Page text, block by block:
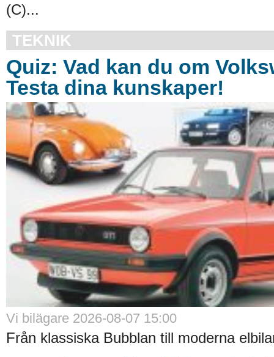
(C)...
TEKNIK
Quiz: Vad kan du om
Testa dina kunskaper!
Vi bilägare 2026-08-07 15:00
Från klassiska Bubblan till moderna